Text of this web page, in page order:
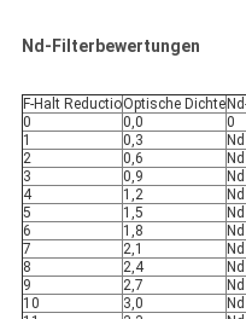
Nd-Filterbewertungen
F-Halt ReductioOptische Dichte
0
0,0
0
1
0,3
2
0,6
3
0,9
4
1,2
5
1,5
6
1,8
7
2,1
8
2,4
9
2,7
10
3,0